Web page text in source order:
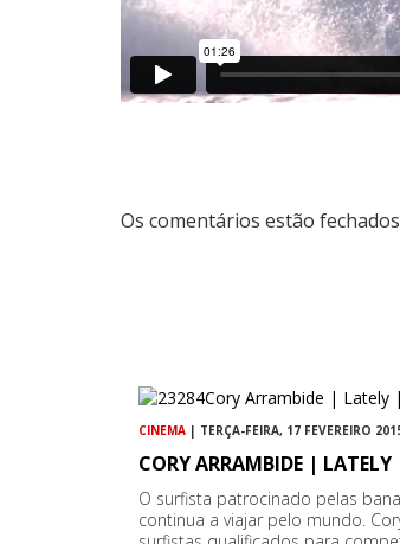
Os comentários estão
CINEMA | TERÇA-FEIRA, 17 FEVEREIRO
CORY ARRAMBIDE |
O surfista patrocinado pelas
continua a viajar pelo mundo.